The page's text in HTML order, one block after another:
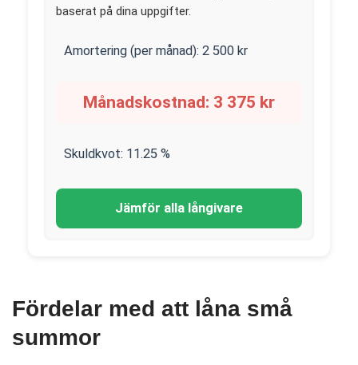
baserat på dina uppgifter.
Amortering (per månad): 2 500 kr
Månadskostnad: 3 375 kr
Skuldkvot: 11.25 %
Jämför alla långivare
Fördelar med att låna små
summor